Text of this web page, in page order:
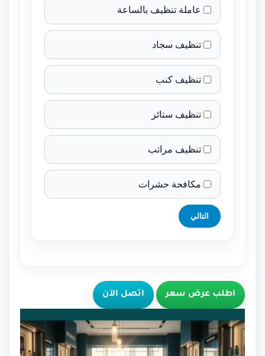
عاملة تنظيف بالساعة
تنظيف سجاد
تنظيف كنب
تنظيف ستائر
تنظيف مراتب
مكافحة حشرات
التالي
اطلب عرض سعر اتصل الآن